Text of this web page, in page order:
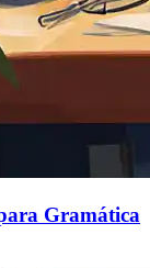
Gramática